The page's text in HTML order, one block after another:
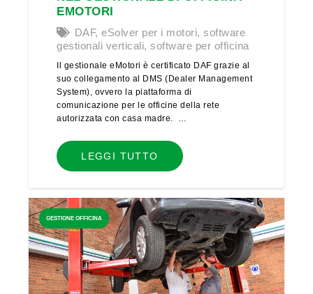
EMOTORI
DAF,eSolver per i motori,software
gestionali verticali,software per officina
Il gestionale eMotori è certificato DAF grazie al
suo collegamento al DMS (Dealer Management
System), ovvero la piattaforma di
comunicazione per le officine della rete
autorizzata con casa madre. …
LEGGI TUTTO
GESTIONE OFFICINA